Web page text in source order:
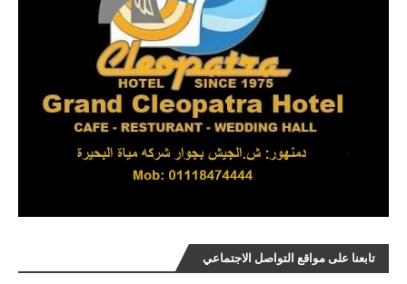
تابعنا على مواقع التواصل الاجتماعي